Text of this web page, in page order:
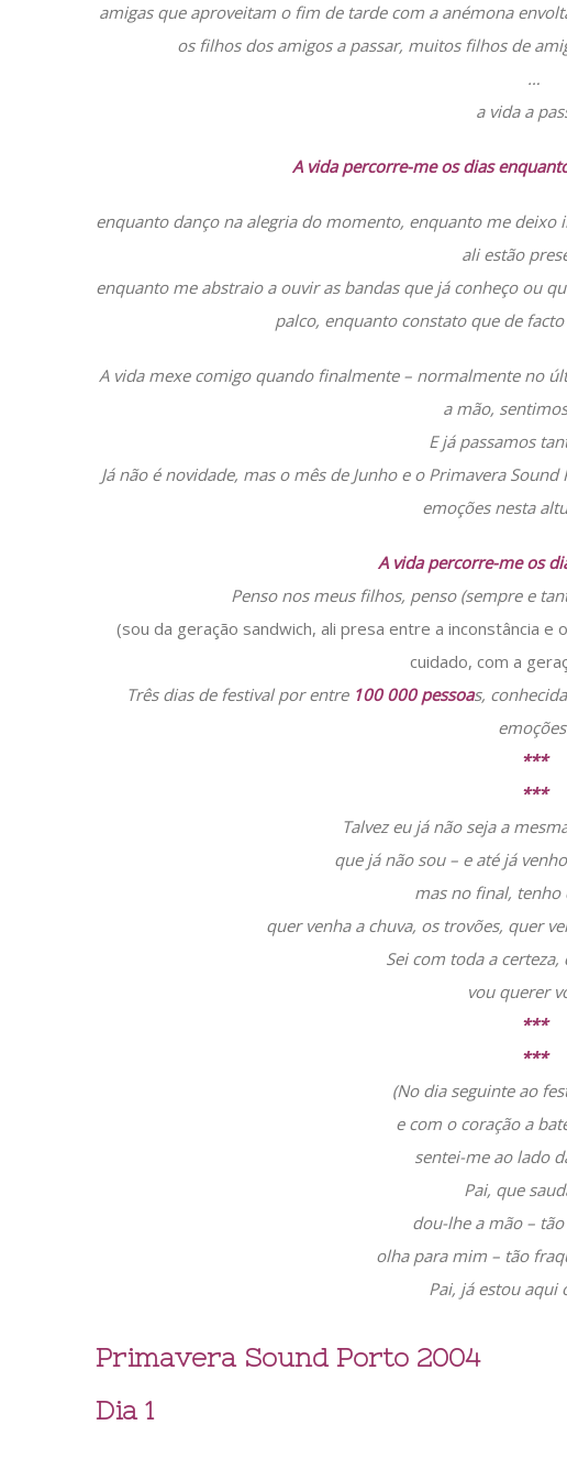
amigas que aproveitam o fim de tarde com a anémona
os filhos dos amigos a passar, muitos filhos de
…
a vida a
A vida percorre-me os dias
enquanto danço na alegria do momento, enquanto me deixo
ali estão
enquanto me abstraio a ouvir as bandas que já conheço ou
palco, enquanto constato que de
A vida mexe comigo quando finalmente – normalmente no
a mão,
E já passamos
Já não é novidade, mas o mês de Junho e o Primavera
emoções nesta
A vida percorre-me os
Penso nos meus filhos, penso (sempre e
(sou da geração sandwich, ali presa entre a inconstância
cuidado, com a
Três dias de festival por entre 100 000 pessoas,
***
***
Talvez eu já não seja a
que já não sou – e até já
mas no final, tenho
quer venha a chuva, os trovões, quer
Sei com toda a
vou querer
***
***
(No dia seguinte ao
e com o coração a
sentei-me ao lado
Pai, que
dou-lhe a mão –
olha para mim – tão
Pai, já estou aqui
Primavera Sound Porto 2004
Dia 1